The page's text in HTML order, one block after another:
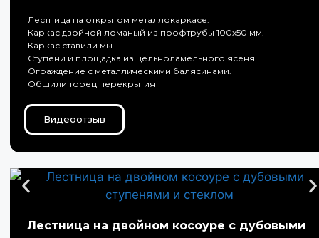
Лестница на открытом металлокаркасе.
Каркас двойной ломаный из профтрубы 100х50 мм.
Каркас ставили мы.
Ступени и площадка из цельноламельного ясеня.
Ограждение с металлическими балясинами.
Обшили торец перекрытия
Видеоотзыв
Лестница на двойном косоуре с дубовыми